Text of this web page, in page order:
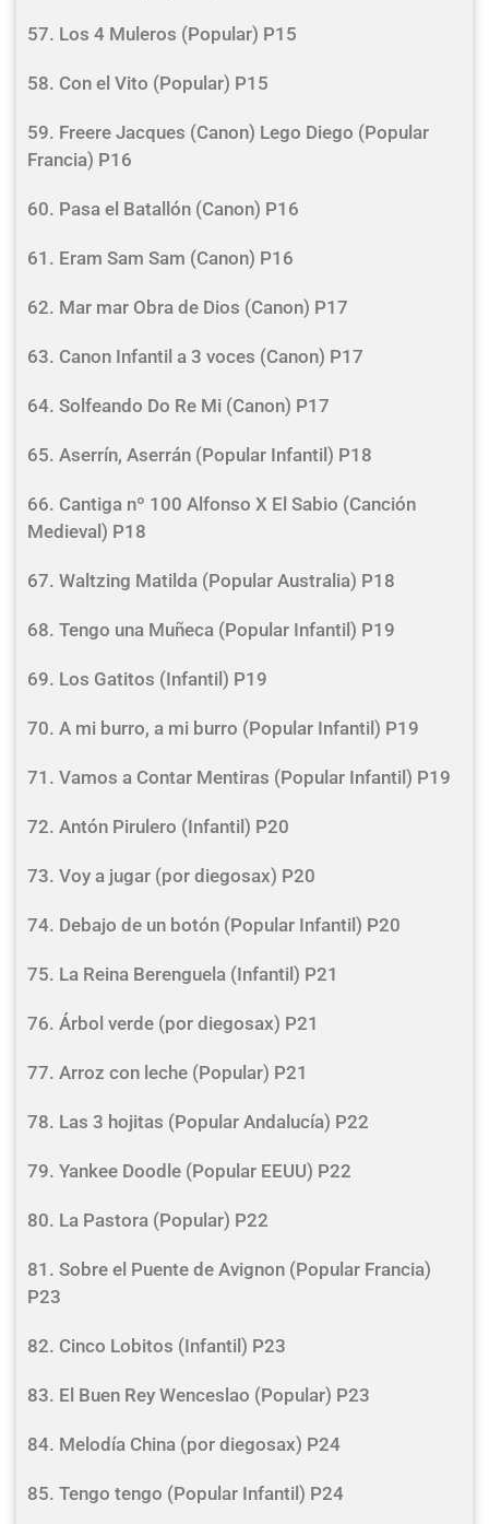
57. Los 4 Muleros (Popular) P15
58. Con el Vito (Popular) P15
59. Freere Jacques (Canon) Lego Diego (Popular
Francia) P16
60. Pasa el Batallón (Canon) P16
61. Eram Sam Sam (Canon) P16
62. Mar mar Obra de Dios (Canon) P17
63. Canon Infantil a 3 voces (Canon) P17
64. Solfeando Do Re Mi (Canon) P17
65. Aserrín, Aserrán (Popular Infantil) P18
66. Cantiga nº 100 Alfonso X El Sabio (Canción
Medieval) P18
67. Waltzing Matilda (Popular Australia) P18
68. Tengo una Muñeca (Popular Infantil) P19
69. Los Gatitos (Infantil) P19
70. A mi burro, a mi burro (Popular Infantil) P19
71. Vamos a Contar Mentiras (Popular Infantil) P19
72. Antón Pirulero (Infantil) P20
73. Voy a jugar (por diegosax) P20
74. Debajo de un botón (Popular Infantil) P20
75. La Reina Berenguela (Infantil) P21
76. Árbol verde (por diegosax) P21
77. Arroz con leche (Popular) P21
78. Las 3 hojitas (Popular Andalucía) P22
79. Yankee Doodle (Popular EEUU) P22
80. La Pastora (Popular) P22
81. Sobre el Puente de Avignon (Popular Francia)
P23
82. Cinco Lobitos (Infantil) P23
83. El Buen Rey Wenceslao (Popular) P23
84. Melodía China (por diegosax) P24
85. Tengo tengo (Popular Infantil) P24